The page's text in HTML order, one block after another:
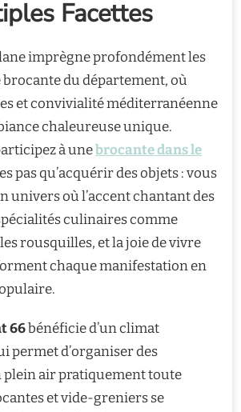
Facettes
imprègne profondément les
brocante du département, où
et convivialité méditerranéenne
chaleureuse unique.
à unebrocante dans le
pas qu’acquérir des objets : vous
univers où l’accent chantant des
culinaires comme
rousquilles, et la joie de vivre
chaque manifestation en
66bénéficie d’un climat
permet d’organiser des
plein air pratiquement toute
et vide-greniers se